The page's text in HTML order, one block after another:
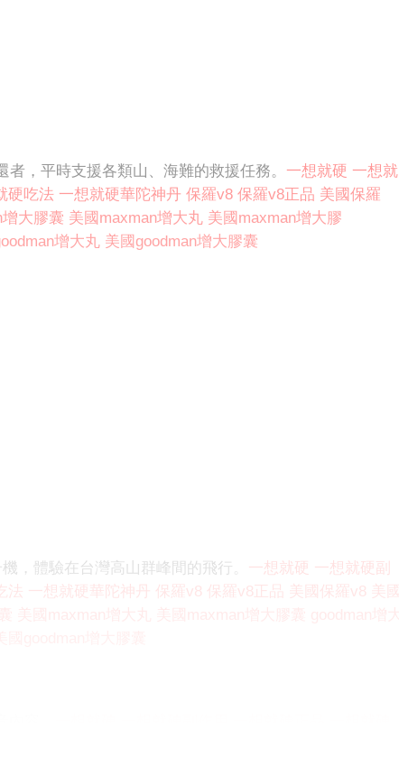
，平時支援各類山、海難的救援任務。 一想就硬 一想就
硬吃法 一想就硬華陀神丹 保羅v8 保羅v8正品 美國保羅
大膠囊 美國maxman增大丸 美國maxman增大膠
增大丸 美國goodman增大膠囊
，體驗在台灣高山群峰間的飛行。 一想就硬 一想就硬副
法 一想就硬華陀神丹 保羅v8 保羅v8正品 美國保羅v8
美國